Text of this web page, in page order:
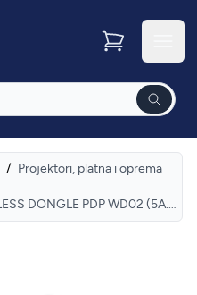
/ Projektori, platna i oprema
BENQ WI-FI 6 + BT5.2 WIRELESS DONGLE PDP WD02 (5A.F8Y28.DE1)